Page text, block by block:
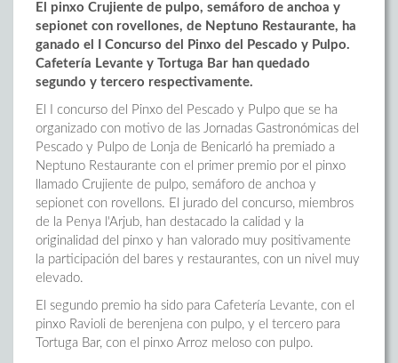
El pinxo Crujiente de pulpo, semáforo de anchoa y
sepionet con rovellones, de Neptuno Restaurante, ha
ganado el I Concurso del Pinxo del Pescado y Pulpo.
Cafetería Levante y Tortuga Bar han quedado
segundo y tercero respectivamente.
El I concurso del Pinxo del Pescado y Pulpo que se ha
organizado con motivo de las Jornadas Gastronómicas del
Pescado y Pulpo de Lonja de Benicarló ha premiado a
Neptuno Restaurante con el primer premio por el pinxo
llamado Crujiente de pulpo, semáforo de anchoa y
sepionet con rovellons. El jurado del concurso, miembros
de la Penya l'Arjub, han destacado la calidad y la
originalidad del pinxo y han valorado muy positivamente
la participación del bares y restaurantes, con un nivel muy
elevado.
El segundo premio ha sido para Cafetería Levante, con el
pinxo Ravioli de berenjena con pulpo, y el tercero para
Tortuga Bar, con el pinxo Arroz meloso con pulpo.